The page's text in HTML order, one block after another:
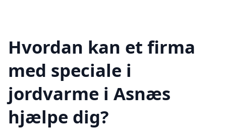
Hvordan kan et firma
med speciale i
jordvarme i Asnæs
hjælpe dig?